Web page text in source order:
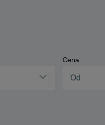
Cena